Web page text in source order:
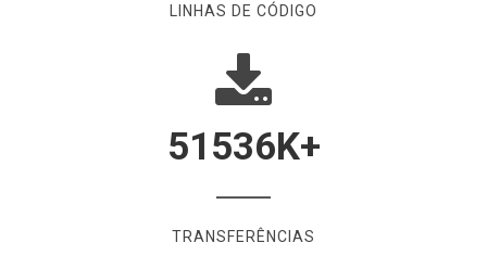
LINHAS DE CÓDIGO
51536K+
TRANSFERÊNCIAS